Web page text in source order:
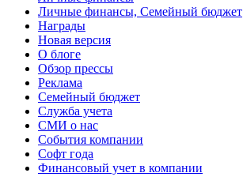
Личные финансы, Семейный бюджет
Награды
Новая версия
О блоге
Обзор прессы
Реклама
Семейный бюджет
Служба учета
СМИ о нас
События компании
Софт года
Финансовый учет в компании